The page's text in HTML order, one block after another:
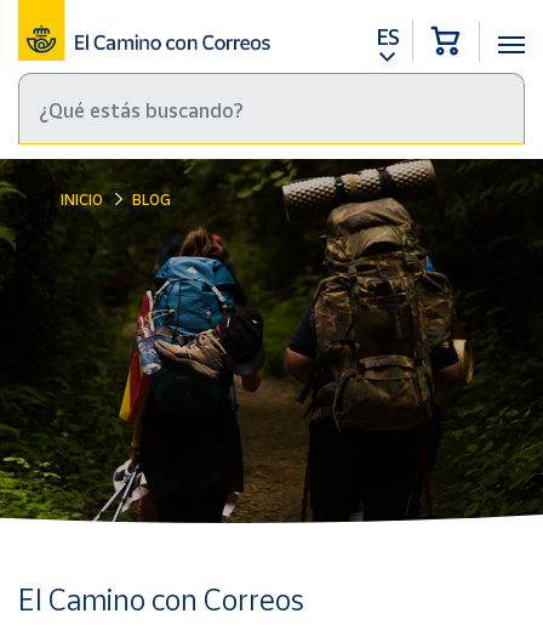
ES
INICIO BLOG
El Camino con Correos